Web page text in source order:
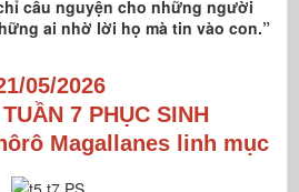
cầu nguyện cho những người
ai nhờ lời họ mà tin vào con.”
05/2026
7 PHỤC SINH
Magallanes linh mục